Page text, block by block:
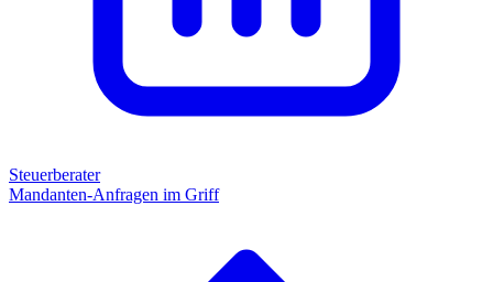
Steuerberater
Mandanten-Anfragen im Griff